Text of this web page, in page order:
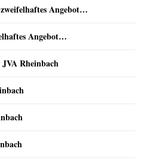
Angebot…
Angebot…
Rheinbach